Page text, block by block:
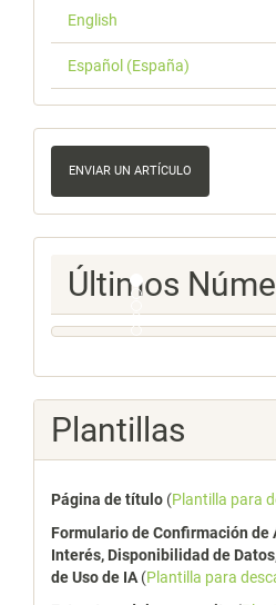
English
Español (España)
Enviar
un
artículo
ENVIAR UN ARTÍCULO
Ultimos
Numeros
Últimos
Plantillas
Página de título (Plantilla para
Formulario de Confirmación de
Interés, Disponibilidad de
de Uso de IA (Plantilla para